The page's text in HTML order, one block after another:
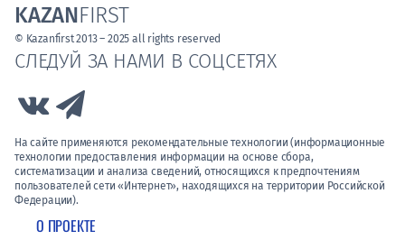
О ПРОЕКТЕ
СЛЕДУЙ ЗА НАМИ В СОЦСЕТЯХ
Link to Vk
На сайте применяются рекомендательные технологии (информационные
технологии предоставления информации на основе сбора,
систематизации и анализа сведений, относящихся к предпочтениям
пользователей сети «Интернет», находящихся на территории Российской
Федерации).
KAZANFIRST
© Kazanfirst 2013 – 2025 all rights reserved